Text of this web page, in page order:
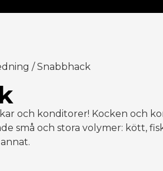
/ Snabbhack
och konditorer! Kocken och
små och stora volymer: kött,